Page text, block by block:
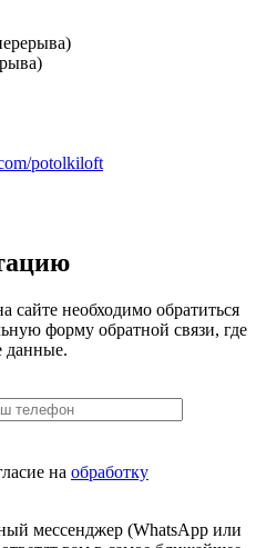
potolkiloft
сайте необходимо обратиться
форму обратной связи, где
данные.
на обработку
мессенджер (WhatsApp или